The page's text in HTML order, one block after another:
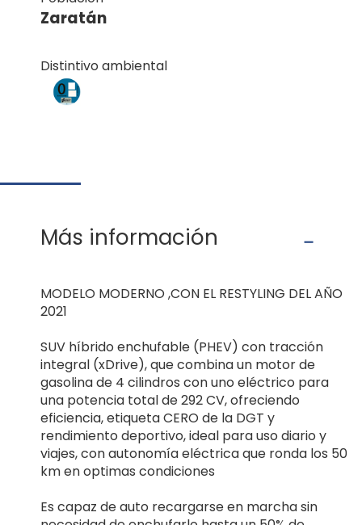
Zaratán
Distintivo ambiental
Más información
MODELO MODERNO ,CON EL RESTYLING DEL AÑO
2021
SUV híbrido enchufable (PHEV) con tracción
integral (xDrive), que combina un motor de
gasolina de 4 cilindros con uno eléctrico para
una potencia total de 292 CV, ofreciendo
eficiencia, etiqueta CERO de la DGT y
rendimiento deportivo, ideal para uso diario y
viajes, con autonomía eléctrica que ronda los 50
km en optimas condiciones
Es capaz de auto recargarse en marcha sin